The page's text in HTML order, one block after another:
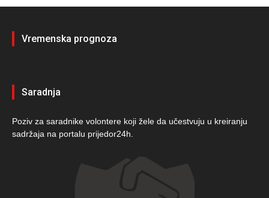
Vremenska prognoza
Saradnja
Poziv za saradnike volontere koji žele da učestvuju u kreiranju
sadržaja na portalu prijedor24h.